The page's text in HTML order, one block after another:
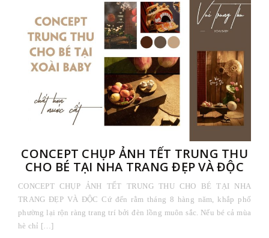
CONCEPT CHỤP ẢNH TẾT TRUNG THU
CHO BÉ TẠI NHA TRANG ĐẸP VÀ ĐỘC
CONCEPT CHỤP ẢNH TẾT TRUNG THU CHO BÉ TẠI NHA
TRANG ĐẸP VÀ ĐỘC Cứ đến rằm tháng 8 hàng năm, khắp phố
phường lại rộn ràng trang trí bởi đèn lồng muôn sắc. Nếu bé cả mùa
hè chỉ […]